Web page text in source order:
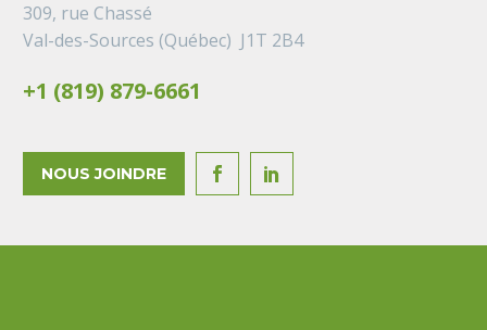
309, rue Chassé
Val-des-Sources (Québec) J1T 2B4
+1 (819) 879-6661
NOUS JOINDRE  